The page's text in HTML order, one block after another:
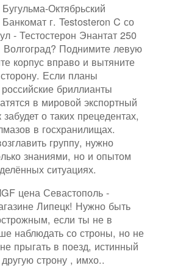
Октябрьский
г. Testosteron C со
- Тестостерон Энантат 250
Поднимите левую
корпус вправо и вытяните
Если планы
бриллианты
в мировой экспортный
о таких прецедентах,
в госхранилищах.
группу, нужно
знаниями, но и опытом
ситуациях.
цена Севастополь -
Липецк! Нужно быть
если ты не в
наблюдать со строны, но не
прыгать в поезд, истинный
строну , имхо..